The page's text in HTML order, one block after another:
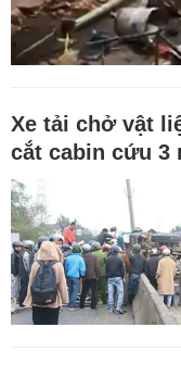
Xe tải chở vật
cắt cabin cứu 3